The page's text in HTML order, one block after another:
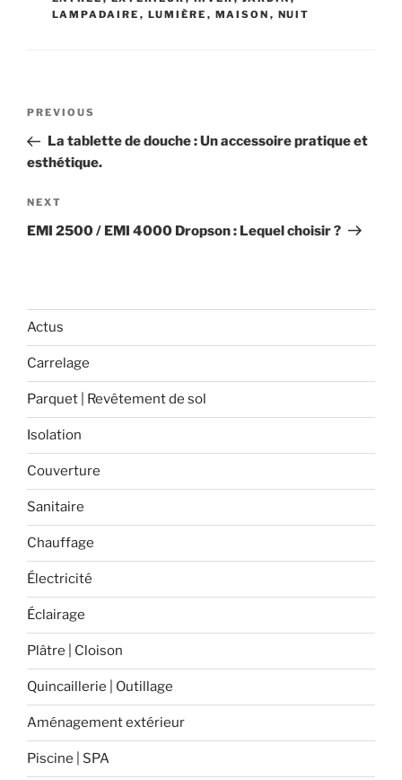
LAMPADAIRE , LUMIÈRE , MAISON , NUIT
Navigation
l’article
Previous
Post
PREVIOUS
La tablette de douche : Un accessoire pratique et
esthétique.
Next
Post
NEXT
EMI 2500 / EMI 4000 Dropson : Lequel choisir ?
Actus
Carrelage
Parquet | Revêtement de sol
Isolation
Couverture
Sanitaire
Chauffage
Électricité
Éclairage
Plâtre | Cloison
Quincaillerie | Outillage
Aménagement extérieur
Piscine | SPA